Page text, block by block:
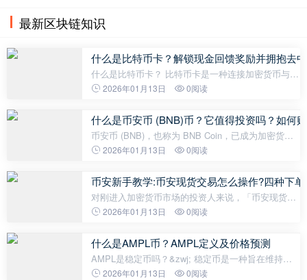
最新区块链知识
什么是比特币卡？解锁现金回馈奖励并拥抱去
什么是比特币卡？ 比特币卡是一种连接加密货币与传
统金融系统的金融工具。它让用户能够在日常购物中
式的奖励。这些卡旨在让加密货
2026年01月13日 0阅读
什么是币安币 (BNB)币？它值得投资吗？如何
币安币 (BNB)，也称为 BNB Coin，已成为加密货币
生态系统中的关键参与者，为全球最大的加密货币交
度使其成为市值最高的加密货币
2026年01月13日 0阅读
币安新手教学:币安现货交易怎么操作?四种下
对刚进入加密货币市场的投资人来说，「币安现货交
易」是最基础、也是最常使用的操作功能。 但打开币
版、标准版、专业版），再加上「限
2026年01月13日 0阅读
什么是AMPL币？AMPL定义及价格预测
AMPL是稳定币吗？&zwj; 稳定币是一种旨在维持特
定价格的加密资产。通常，这意味着与美元或其他法
2026年01月13日 0阅读